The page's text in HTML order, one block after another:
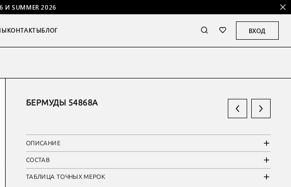
SUMMER 2026
КОНТАКТЫБЛОГ ВХОД
БЕРМУДЫ 54868А
ОПИСАНИЕ
СОСТАВ
ТАБЛИЦА ТОЧНЫХ МЕРОК